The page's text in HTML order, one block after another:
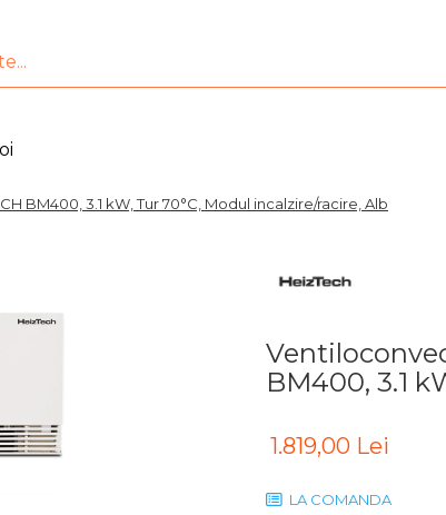
BM400, 3.1 kW, Tur 70°C, Modul incalzire/racire, Alb
BM400, 3.1
1.819,00 Lei
LA COMANDA